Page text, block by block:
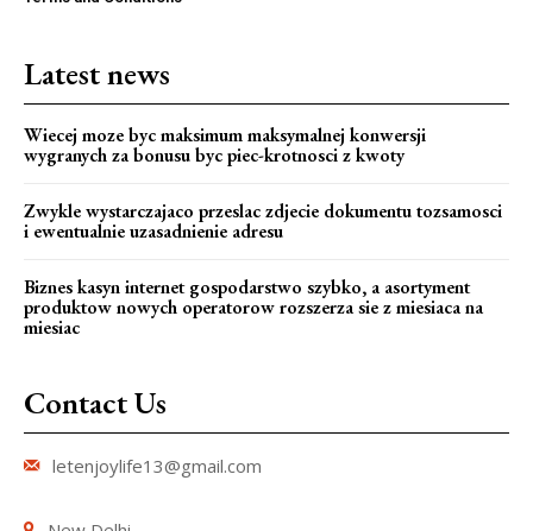
Latest news
Wiecej moze byc maksimum maksymalnej konwersji
wygranych za bonusu byc piec-krotnosci z kwoty
Zwykle wystarczajaco przeslac zdjecie dokumentu tozsamosci
i ewentualnie uzasadnienie adresu
Biznes kasyn internet gospodarstwo szybko, a asortyment
produktow nowych operatorow rozszerza sie z miesiaca na
miesiac
Contact Us
letenjoylife13@gmail.com